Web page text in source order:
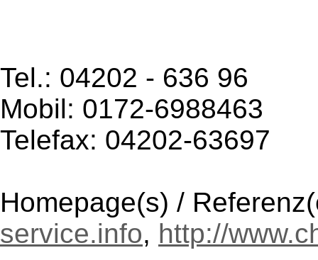
Tel.: 04202 - 636 96
Mobil: 0172-6988463
Telefax: 04202-63697
Homepage(s) /
service.info, http://